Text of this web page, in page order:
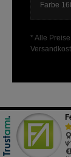
Farbe
* Alle